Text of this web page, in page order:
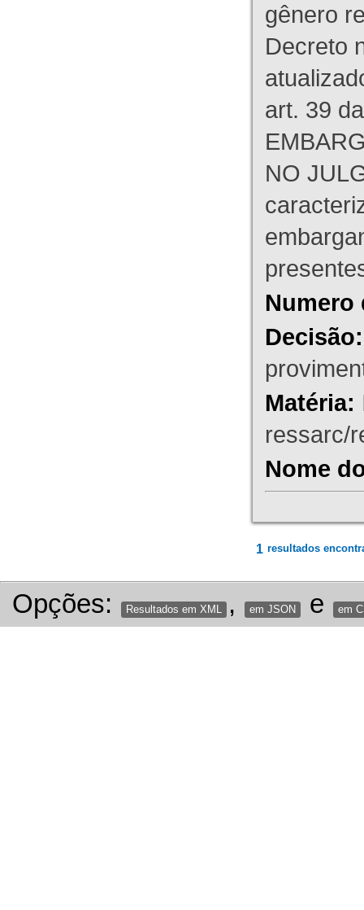
gênero
Decreto
art. 39
NO
Numero
Decisão:
Matéria:
ressarc/
Nome
1 resultados
Opções: Resultados em XML , em JSON e em